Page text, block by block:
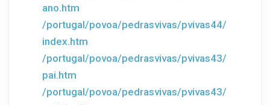
ano.htm
/portugal/povoa/pedrasvivas/pvivas44/
index.htm
/portugal/povoa/pedrasvivas/pvivas43/
pai.htm
/portugal/povoa/pedrasvivas/pvivas43/